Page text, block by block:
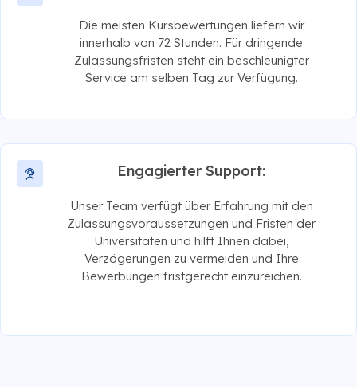
Die meisten Kursbewertungen liefern wir
innerhalb von 72 Stunden. Für dringende
Zulassungsfristen steht ein beschleunigter
Service am selben Tag zur Verfügung.
Engagierter Support:
Unser Team verfügt über Erfahrung mit den
Zulassungsvoraussetzungen und Fristen der
Universitäten und hilft Ihnen dabei,
Verzögerungen zu vermeiden und Ihre
Bewerbungen fristgerecht einzureichen.